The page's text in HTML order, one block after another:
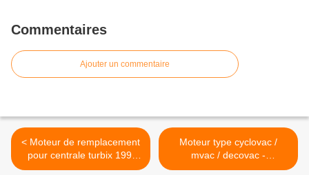
Commentaires
Ajouter un commentaire
< Moteur de remplacement
pour centrale turbix 199,
299, 697, 2100 ou 2500
Moteur type cyclovac /
mvac / decovac -
ElectroMotor >